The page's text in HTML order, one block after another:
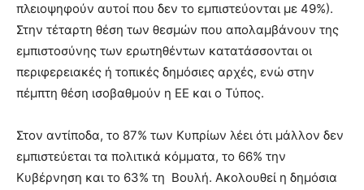
πλειοψηφούν αυτοί που δεν το εμπιστεύονται με 49%).
Στην τέταρτη θέση των θεσμών που απολαμβάνουν της
εμπιστοσύνης των ερωτηθέντων κατατάσσονται οι
περιφερειακές ή τοπικές δημόσιες αρχές, ενώ στην
πέμπτη θέση ισοβαθμούν η ΕΕ και ο Τύπος.
Στον αντίποδα, το 87% των Κυπρίων λέει ότι μάλλον δεν
εμπιστεύεται τα πολιτικά κόμματα, το 66% την
Κυβέρνηση και το 63% τη Βουλή. Ακολουθεί η δημόσια